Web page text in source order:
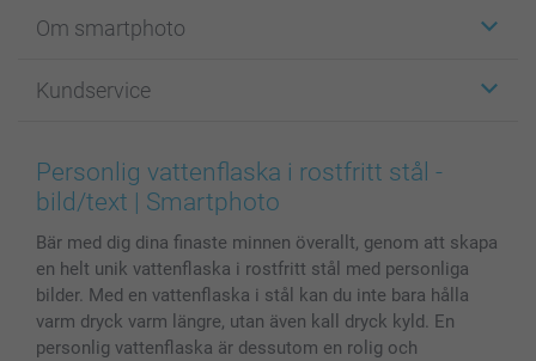
Fotokort
Fotoböcker
Bilder, Fotoförstoring & Fotohäften
Skal till Mobil & Surfplatta
Fotoalmanackor & Fotoagenda
Fotoramar & Tillbehör
Presentkort
Alla fotoprodukter
Om smartphoto
För affiliates
Cookie Policy
Sitemap
Investor Relations
Kundservice
smartgaranti
smartbonus
Status på beställningar
Personlig vattenflaska i rostfritt stål -
bild/text | Smartphoto
Bär med dig dina finaste minnen överallt, genom att skapa
en helt unik vattenflaska i rostfritt stål med personliga
bilder. Med en vattenflaska i stål kan du inte bara hålla
varm dryck varm längre, utan även kall dryck kyld. En
personlig vattenflaska är dessutom en rolig och